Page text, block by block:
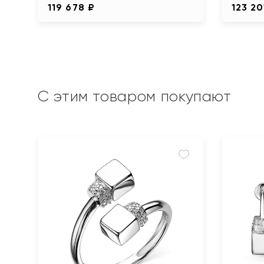
119 678 ₽ 123
С этим товаром покупают